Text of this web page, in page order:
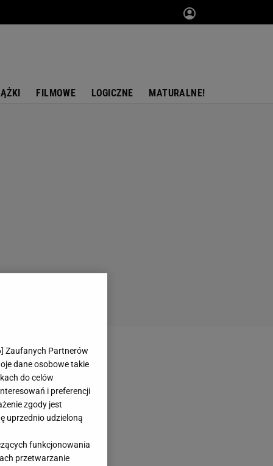
FILMOWE LOGICZNE MATURALNE!
] Zaufanych Partnerów
dane osobowe takie
do celów
i preferencji
zgody jest
uprzednio udzieloną
funkcjonowania
przetwarzanie